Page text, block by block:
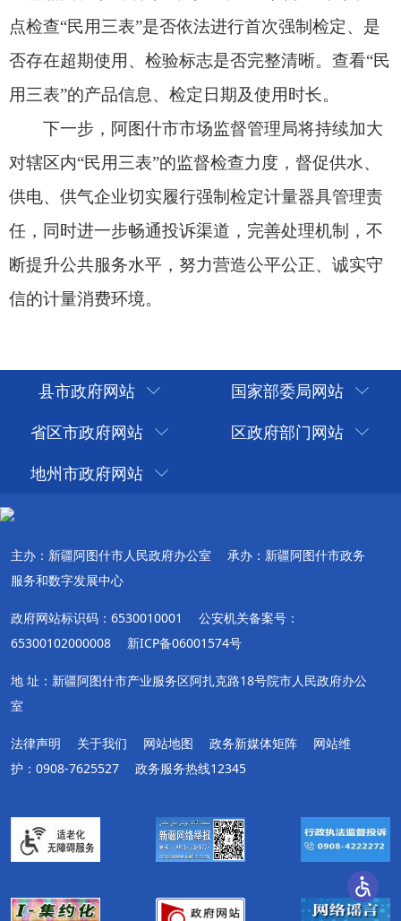
断提升公共服务水平，努力营造公平公正、诚实守
信的计量消费环境。
县市政府网站
国家部委局网站
省区市政府网站
区政府部门网站
地州市政府网站
主办：新疆阿图什市人民政府办公室
承办：新疆阿图什市政务
服务和数字发展中心
政府网站标识码：6530010001
公安机关备案号：
65300102000008
新ICP备06001574号
地 址：新疆阿图什市产业服务区阿扎克路18号院市人民政府办公
室
法律声明 关于我们 网站地图 政务新媒体矩阵
网站维
护：0908-7625527
政务服务热线12345